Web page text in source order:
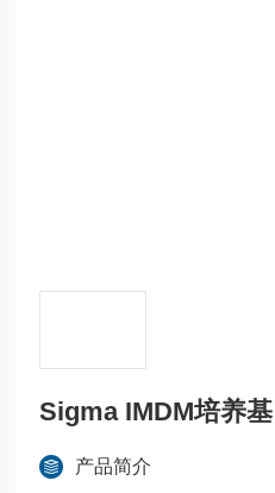
Sigma IMDM培养基
产品简介